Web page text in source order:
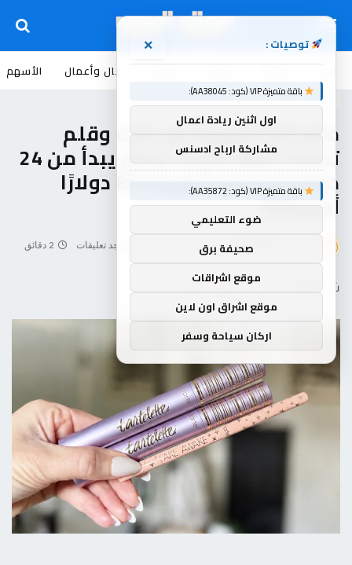
اخبار أسواق عروض منوعات مال وأعمال الأسهم
منوعات
ماسكارا أنبوبية من تارت وقلم
تحديد عيون مزيف بسعر يبدأ من 24
دولارًا أمريكيًا (بقيمة 80 دولارًا
أمريكيًا)
souq-arb يونيو 24, 2026 لا توجد تعليقات 2 دقائق
توصيات : ×
باقة متميزة VIP (كود: AA38045):
اول اثنين ريادة اعمال
مشاركة ارباح ادسنس
باقة متميزة VIP (كود: AA35872):
ضوء التعليمي
صحيفة برق
موقع اشراقات
موقع اشراق اون لاين
اركان سياحة وسفر